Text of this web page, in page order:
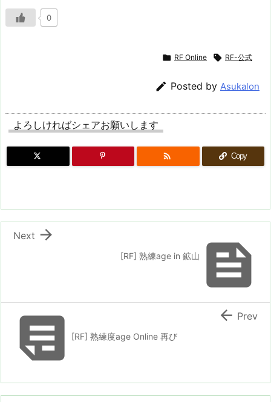
0
 RF Online  RF-公式
 Posted by Asukalon
よろしければシェアお願いします
 Copy

[RF] 熟練age in 鉱山

Next
[RF] 熟練度age Online 再び
 Prev